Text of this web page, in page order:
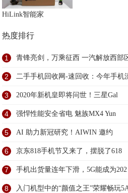
HiLink智能家
热度排行
1 青锋亮剑，万乘征西 一汽解放西部
2 二手手机回收网-速回收：今年手机
3 2020年新机皇即将问世！三星Gal
4 强悍性能安全省电 魅族MX4 Yun
5 AI 助力新冠研究！AIWIN 邀约
6 京东818手机节又来了，摆脱了618
7 手机出货量连年下滑，5G能成为202
8 入门机型中的“颜值之王”荣耀畅玩